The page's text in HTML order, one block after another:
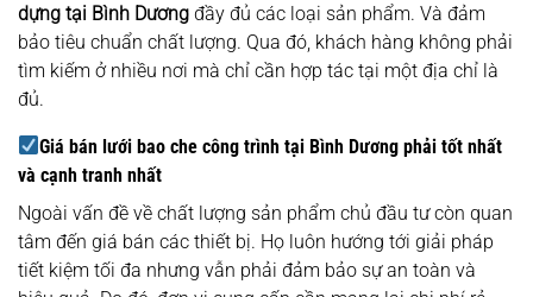
dựng tại Bình Dương đầy đủ các loại sản phẩm. Và đảm
bảo tiêu chuẩn chất lượng. Qua đó, khách hàng không phải
tìm kiếm ở nhiều nơi mà chỉ cần hợp tác tại một địa chỉ là
đủ.
Giá bán lưới bao che công trình tại Bình Dương phải tốt nhất
và cạnh tranh nhất
Ngoài vấn đề về chất lượng sản phẩm chủ đầu tư còn quan
tâm đến giá bán các thiết bị. Họ luôn hướng tới giải pháp
tiết kiệm tối đa nhưng vẫn phải đảm bảo sự an toàn và